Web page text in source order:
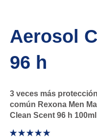
Aerosol
96 h
3 veces más
común Rexona Men
Clean Scent 96 h 100ml
La
calificación